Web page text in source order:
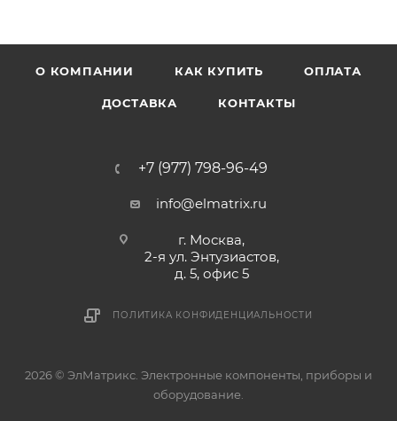
О КОМПАНИИ КАК КУПИТЬ ОПЛАТА
ДОСТАВКА КОНТАКТЫ
+7 (977) 798-96-49
info@elmatrix.ru
г. Москва,
2-я ул. Энтузиастов,
д. 5, офис 5
ПОЛИТИКА КОНФИДЕНЦИАЛЬНОСТИ
2026 © ЭлМатрикс. Электронные компоненты, приборы и
оборудование.